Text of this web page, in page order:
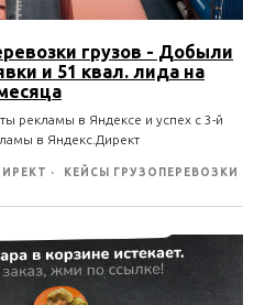
грузов - Добыли
и 51 квал. лида на
рекламы в Яндексе и успех с 3-й
в Яндекс.Директ
КЕЙСЫ ГРУЗОПЕРЕВОЗКИ